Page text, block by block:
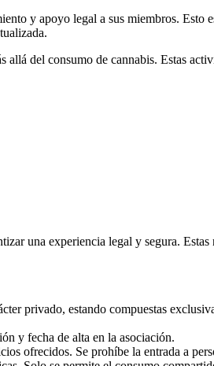
y apoyo legal a sus miembros. Esto
del consumo de cannabis. Estas
una experiencia legal y segura. Estas
privado, estando compuestas
y fecha de alta en la asociación.
ofrecidos. Se prohíbe la entrada a